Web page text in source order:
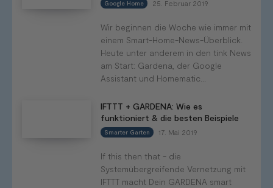
Google Home 25. Februar 2019
Wir beginnen die Woche wie immer mit
einem Smart-Home-News-Überblick.
Heute unter anderem in den tink News
am Start: Gardena, der Google
Assistant und Homematic...
IFTTT + GARDENA: Wie es
funktioniert & die besten Beispiele
Smarter Garten 17. Mai 2019
If this then that - die
Systemübergreifende Vernetzung mit
IFTTT macht Dein GARDENA smart